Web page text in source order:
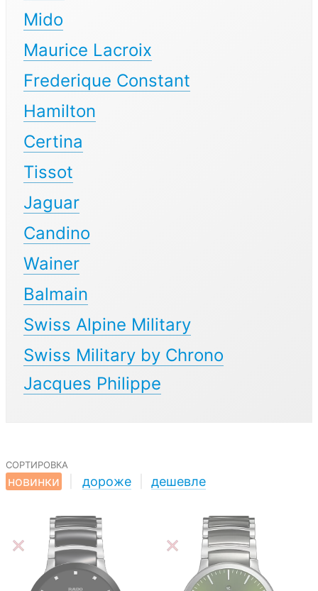
Mido
Maurice Lacroix
Frederique Constant
Hamilton
Certina
Tissot
Jaguar
Candino
Wainer
Balmain
Swiss Alpine Military
Swiss Military by Chrono
Jacques Philippe
сортировка
новинки
дороже дешевле